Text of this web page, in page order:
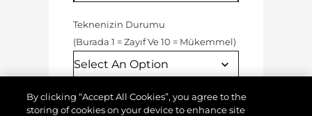
Teknenizin Durumu
(Burada 1 = Zayıf Ve 10 = Mükemmel)
By clicking “Accept All Cookies”, you agree to the
storing of cookies on your device to enhance site